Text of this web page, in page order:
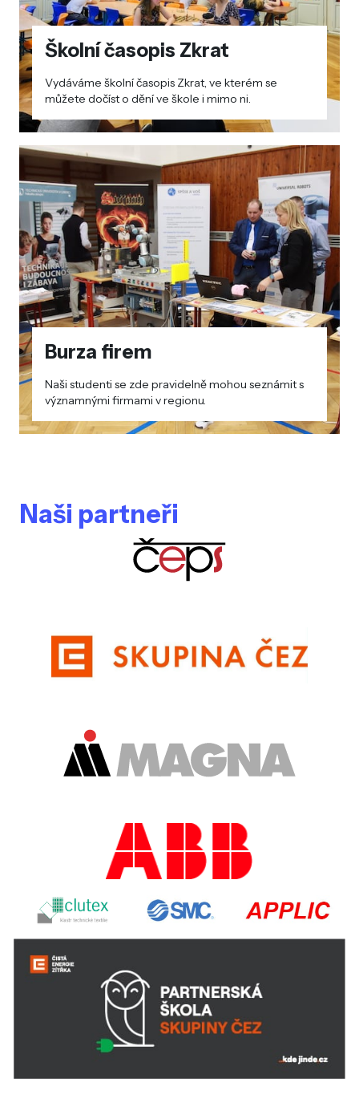
Školní časopis Zkrat
Vydáváme školní časopis Zkrat, ve kterém se
můžete dočíst o dění ve škole i mimo ni.
Burza firem
Naši studenti se zde pravidelně mohou seznámit s
významnými firmami v regionu.
Naši partneři